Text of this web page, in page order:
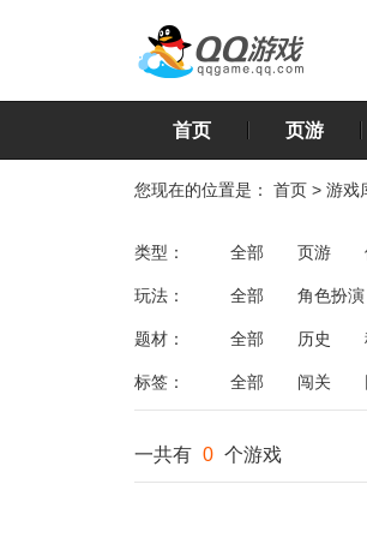
首页 页游
您现在的位置是： 首页 > 游戏
类型： 全部 页游
玩法： 全部 角色扮演
飞行
恋爱
题材： 全部 历史
标签： 全部 闯关
一共有 0 个游戏